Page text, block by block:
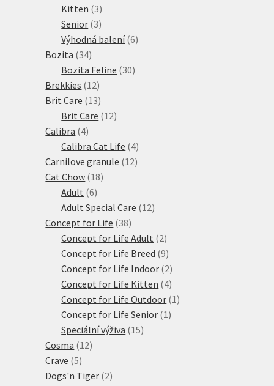
produktů
Kitten 33
produkty
Senior 33
produkty
Výhodná balení 66
Bozita 3434
produktů
Bozita Feline 3030
Brekkies 1212
produktů
Brit Care 1313
produktů
Brit Care 1212
Calibra 44
produkty
Calibra Cat Life 44
produkty
Carnilove granule 1212
Cat Chow 1818
Adult 66
produktů
Adult Special Care 1212
Concept for Life 3838
produktů
Concept for Life Adult 22
produkty
Concept for Life Breed 99
produktů
Concept for Life Indoor 22
produkty
Concept for Life Kitten 44
produkty
Concept for Life Outdoor 1 1
Concept for Life Senior 1 1
Speciální výživa 1515
Cosma 1212
Crave 55
produktů
Dogs'n Tiger 22